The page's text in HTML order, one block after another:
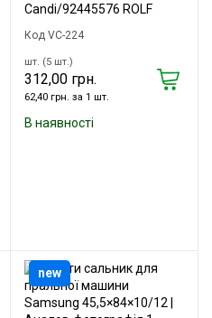
Candi/92445576 ROLF
Код VC-224
шт. (5 шт.)
312,00 грн.
62,40 грн. за 1 шт.
В наявності
new